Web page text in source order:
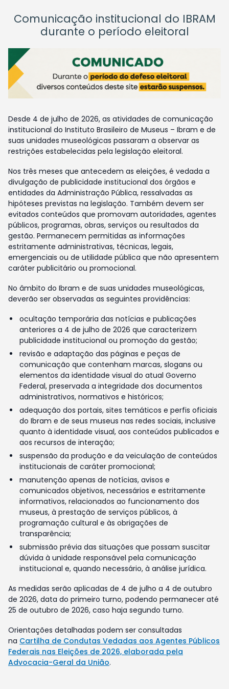
Comunicação institucional do IBRAM
durante o período eleitoral
Desde 4 de julho de 2026, as atividades de comunicação
institucional do Instituto Brasileiro de Museus – Ibram e de
suas unidades museológicas passaram a observar as
restrições estabelecidas pela legislação eleitoral.
Nos três meses que antecedem as eleições, é vedada a
divulgação de publicidade institucional dos órgãos e
entidades da Administração Pública, ressalvadas as
hipóteses previstas na legislação. Também devem ser
evitados conteúdos que promovam autoridades, agentes
públicos, programas, obras, serviços ou resultados da
gestão. Permanecem permitidas as informações
estritamente administrativas, técnicas, legais,
emergenciais ou de utilidade pública que não apresentem
caráter publicitário ou promocional.
No âmbito do Ibram e de suas unidades museológicas,
deverão ser observadas as seguintes providências:
ocultação temporária das notícias e publicações
anteriores a 4 de julho de 2026 que caracterizem
publicidade institucional ou promoção da gestão;
revisão e adaptação das páginas e peças de
comunicação que contenham marcas, slogans ou
elementos da identidade visual do atual Governo
Federal, preservada a integridade dos documentos
administrativos, normativos e históricos;
adequação dos portais, sites temáticos e perfis oficiais
do Ibram e de seus museus nas redes sociais, inclusive
quanto à identidade visual, aos conteúdos publicados e
aos recursos de interação;
suspensão da produção e da veiculação de conteúdos
institucionais de caráter promocional;
manutenção apenas de notícias, avisos e
comunicados objetivos, necessários e estritamente
informativos, relacionados ao funcionamento dos
museus, à prestação de serviços públicos, à
programação cultural e às obrigações de
transparência;
submissão prévia das situações que possam suscitar
dúvida à unidade responsável pela comunicação
institucional e, quando necessário, à análise jurídica.
As medidas serão aplicadas de 4 de julho a 4 de outubro
de 2026, data do primeiro turno, podendo permanecer até
25 de outubro de 2026, caso haja segundo turno.
Orientações detalhadas podem ser consultadas
na Cartilha de Condutas Vedadas aos Agentes Públicos
Federais nas Eleições de 2026, elaborada pela
Advocacia-Geral da União.